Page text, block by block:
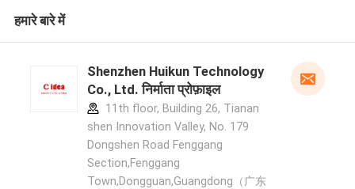
हमारे बारे में
Shenzhen Huikun Technology
Co., Ltd. निर्माता प्रोफ़ाइल
11th floor, Building 26, Tianan
shen Innovation Valley, No. 179
Dongshen Road Fenggang
Section,Fenggang
Town,Dongguan,Guangdong（广东